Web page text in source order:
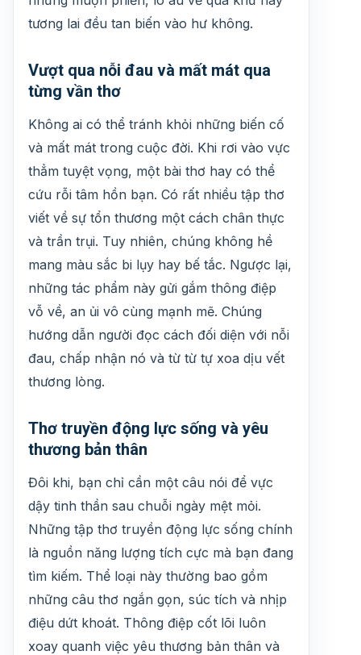
tương lai đều tan biến vào hư không.
Vượt qua nỗi đau và mất mát qua
từng vần thơ
Không ai có thể tránh khỏi những biến cố
và mất mát trong cuộc đời. Khi rơi vào vực
thẳm tuyệt vọng, một bài thơ hay có thể
cứu rỗi tâm hồn bạn. Có rất nhiều tập thơ
viết về sự tổn thương một cách chân thực
và trần trụi. Tuy nhiên, chúng không hề
mang màu sắc bi lụy hay bế tắc. Ngược lại,
những tác phẩm này gửi gắm thông điệp
vỗ về, an ủi vô cùng mạnh mẽ. Chúng
hướng dẫn người đọc cách đối diện với nỗi
đau, chấp nhận nó và từ từ tự xoa dịu vết
thương lòng.
Thơ truyền động lực sống và yêu
thương bản thân
Đôi khi, bạn chỉ cần một câu nói để vực
dậy tinh thần sau chuỗi ngày mệt mỏi.
Những tập thơ truyền động lực sống chính
là nguồn năng lượng tích cực mà bạn đang
tìm kiếm. Thể loại này thường bao gồm
những câu thơ ngắn gọn, súc tích và nhịp
điệu dứt khoát. Thông điệp cốt lõi luôn
xoay quanh việc yêu thương bản thân và